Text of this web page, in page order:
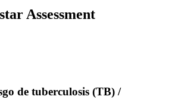
Assessment
de tuberculosis (TB) /